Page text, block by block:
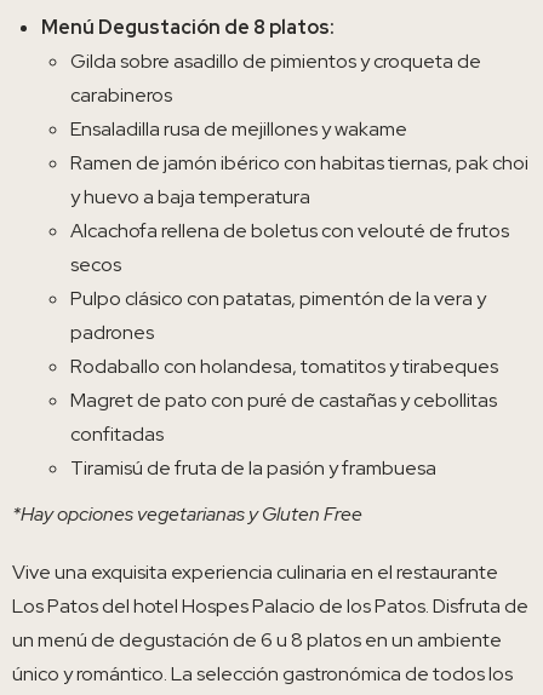
Menú Degustación de 8 platos:
Gilda sobre asadillo de pimientos y croqueta de
carabineros
Ensaladilla rusa de mejillones y wakame
Ramen de jamón ibérico con habitas tiernas, pak choi
y huevo a baja temperatura
Alcachofa rellena de boletus con velouté de frutos
secos
Pulpo clásico con patatas, pimentón de la vera y
padrones
Rodaballo con holandesa, tomatitos y tirabeques
Magret de pato con puré de castañas y cebollitas
confitadas
Tiramisú de fruta de la pasión y frambuesa
*Hay opciones vegetarianas y Gluten Free
Vive una exquisita experiencia culinaria en el restaurante
Los Patos del hotel Hospes Palacio de los Patos. Disfruta de
un menú de degustación de 6 u 8 platos en un ambiente
único y romántico. La selección gastronómica de todos los